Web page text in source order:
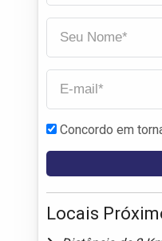
Concordo em
Locais